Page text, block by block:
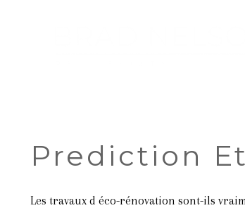
Prediction
Les travaux d éco-rénovation sont-ils